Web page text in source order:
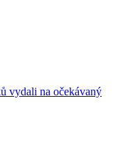
vydali na očekávaný